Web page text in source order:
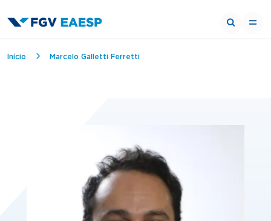
Trilha de navegação
Início Marcelo Galletti Ferretti